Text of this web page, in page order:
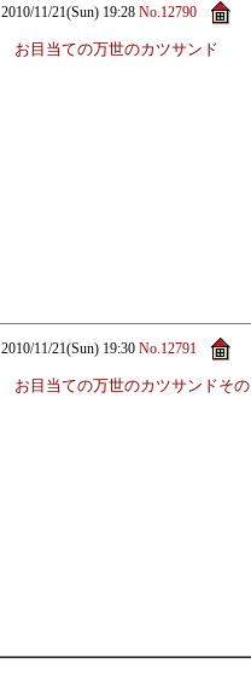
2010/11/21(Sun) 19:28 No.12790
お目当ての万世のカツサンド
2010/11/21(Sun) 19:30 No.12791
お目当ての万世のカツサンドそ